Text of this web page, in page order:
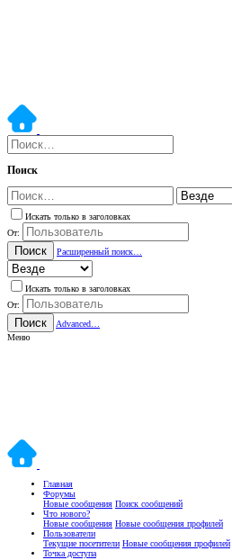
Поиск
Искать только в заголовках
От:
Поиск Расширенный поиск…
Искать только в заголовках
От:
Поиск
Advanced…
Меню
Главная
Форумы
Новые сообщения Поиск сообщений
Что нового?
Новые сообщения Новые сообщения профилей
Пользователи
Текущие посетители Новые сообщения профилей
Точка доступа